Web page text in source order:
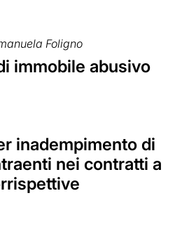
Foligno
immobile abusivo
inadempimento di
nei contratti a